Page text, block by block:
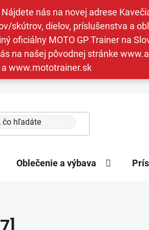
nás na novej adrese
dielov, príslušenstva a
oficiálny MOTO GP Trainer na
na našej pôvodnej stránke
www.mototrainer.sk
Oblečenie a výbava